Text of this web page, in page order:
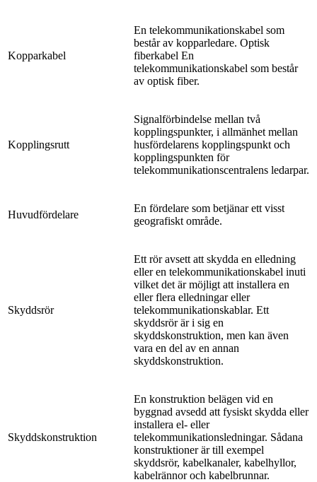
Kopparkabel
En telekommunikationskabel som
består av kopparledare. Optisk
fiberkabel En
telekommunikationskabel som består
av optisk fiber.
Kopplingsrutt
Signalförbindelse mellan två
kopplingspunkter, i allmänhet mellan
husfördelarens kopplingspunkt och
kopplingspunkten för
telekommunikationscentralens ledarpar.
Huvudfördelare
En fördelare som betjänar ett visst
geografiskt område.
Skyddsrör
Ett rör avsett att skydda en elledning
eller en telekommunikationskabel inuti
vilket det är möjligt att installera en
eller flera elledningar eller
telekommunikationskablar. Ett
skyddsrör är i sig en
skyddskonstruktion, men kan även
vara en del av en annan
skyddskonstruktion.
Skyddskonstruktion
En konstruktion belägen vid en
byggnad avsedd att fysiskt skydda eller
installera el- eller
telekommunikationsledningar. Sådana
konstruktioner är till exempel
skyddsrör, kabelkanaler, kabelhyllor,
kabelrännor och kabelbrunnar.